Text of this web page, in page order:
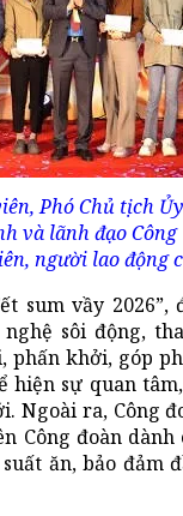
Phó Chủ tịch
và lãnh đạo
người lao động
sum vầy 2026”,
sôi động,
khởi, góp
sự quan
ra, Công
Công đoàn dành
ăn, bảo đảm